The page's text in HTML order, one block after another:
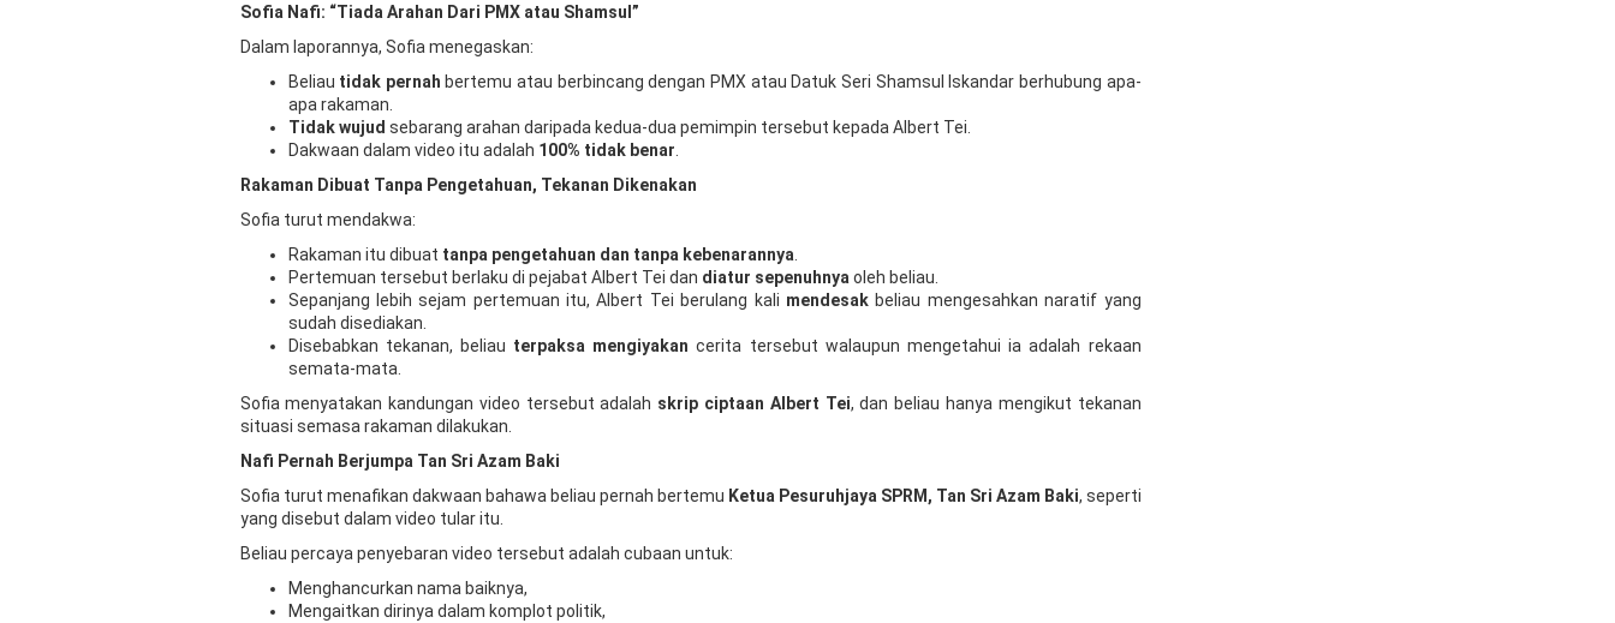
Sofia Nafi: “Tiada Arahan Dari PMX atau Shamsul”
Dalam laporannya, Sofia menegaskan:
Beliau tidak pernah bertemu atau berbincang dengan PMX atau Datuk Seri Shamsul Iskandar berhubung apa-
apa rakaman.
Tidak wujud sebarang arahan daripada kedua-dua pemimpin tersebut kepada Albert Tei.
Dakwaan dalam video itu adalah 100% tidak benar
Rakaman Dibuat Tanpa Pengetahuan, Tekanan Dikenakan
Sofia turut mendakwa:
Rakaman itu dibuat tanpa pengetahuan dan tanpa kebenarannya
Pertemuan tersebut berlaku di pejabat Albert Tei dan diatur sepenuhnya oleh beliau.
Sepanjang lebih sejam pertemuan itu, Albert Tei berulang kali mendesakbeliau mengesahkan naratif yang
sudah disediakan.
Disebabkan tekanan, beliau terpaksa mengiyakan cerita tersebut walaupun mengetahui ia adalah rekaan
semata-mata.
Sofia menyatakan kandungan video tersebut adalah skrip ciptaan Albert Tei, dan beliau hanya mengikut tekanan
situasi semasa rakaman dilakukan.
Nafi Pernah Berjumpa Tan Sri Azam Baki
Sofia turut menafikan dakwaan bahawa beliau pernah bertemu Ketua Pesuruhjaya SPRM, Tan Sri Azam Baki, seperti
yang disebut dalam video tular itu.
Beliau percaya penyebaran video tersebut adalah cubaan untuk:
Menghancurkan nama baiknya,
Mengaitkan dirinya dalam komplot politik,